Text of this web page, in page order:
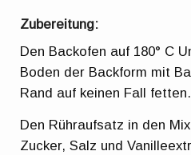
Zubereitung:
Den Backofen auf 180° C
Boden der Backform mit
Rand auf keinen Fall fetten.
Den Rühraufsatz in den
Zucker, Salz und